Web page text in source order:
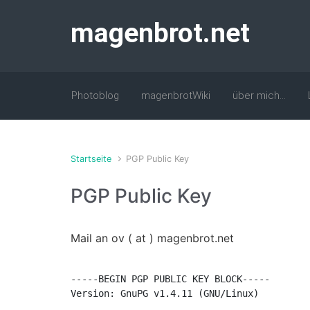
magenbrot.net
Photoblog magenbrotWiki über mich…
Startseite PGP Public Key
PGP Public Key
Mail an ov ( at ) magenbrot.net
-----BEGIN PGP PUBLIC KEY BLOCK-----
Version: GnuPG v1.4.11 (GNU/Linux)